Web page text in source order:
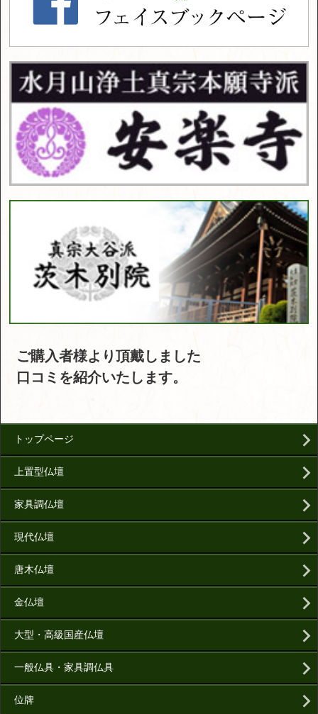
ご購入者様より頂戴しました
口コミを紹介いたします。
トップページ
上置型仏壇
家具調仏壇
現代仏壇
唐木仏壇
金仏壇
大型・高級国産仏壇
一般仏具・家具調仏具
位牌